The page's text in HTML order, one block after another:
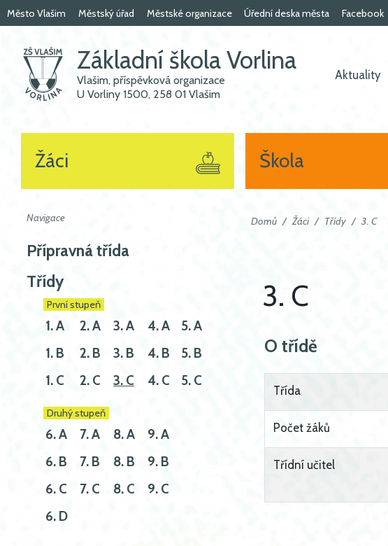
Město Vlašim Městský úřad Městské organizace Úřední deska města Facebook
Základní škola Vorlina
Vlašim, příspěvková organizace
U Vorliny 1500, 258 01 Vlašim
Aktuality
Žáci Škola
Navigace
Přípravná třída
Třídy
První stupeň
1. A
1. B
1. C
2. A
2. B
2. C
3. A
3. B
3. C
4. A
4. B
4. C
5. A
5. B
5. C
Druhý stupeň
6. A
6. B
6. C
6. D
7. A
7. B
7. C
8. A
8. B
8. C
9. A
9. B
9. C
Domů Žáci Třídy 3. C
3. C
O třídě
Třída
Počet žáků
Třídní učitel